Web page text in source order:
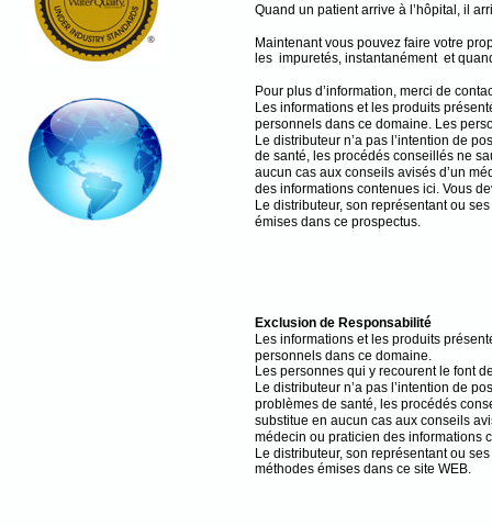
Quand un patient arrive à l’hôpital, il
Maintenant vous pouvez faire votre
les impuretés, instantanément et
Pour plus d’information, merci de
Les informations et les produits
personnels dans ce domaine. Les
Le distributeur n’a pas l’intention de
de santé, les procédés conseillés ne
aucun cas aux conseils avisés d’un
des informations contenues ici. Vous
Le distributeur, son représentant ou
émises dans ce prospectus.
Exclusion de Responsabilité
Les informations et les produits
personnels dans ce domaine.
Les personnes qui y recourent le font
Le distributeur n’a pas l’intention de
problèmes de santé, les procédés
substitue en aucun cas aux conseils
médecin ou praticien des informations
Le distributeur, son représentant ou
méthodes émises dans ce site WEB.